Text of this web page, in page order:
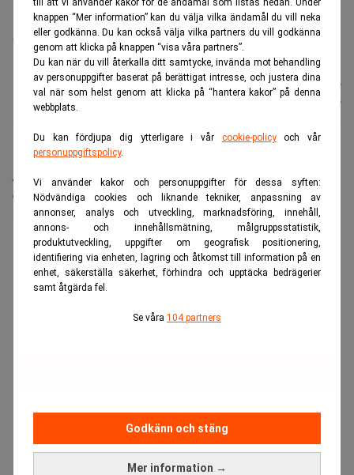
till att vi använder kakor för de ändamål som listas nedan. Under
knappen “Mer information” kan du välja vilka ändamål du vill neka
eller godkänna. Du kan också välja vilka partners du vill godkänna
genom att klicka på knappen “visa våra partners”.
Du kan när du vill återkalla ditt samtycke, invända mot behandling
av personuppgifter baserat på berättigat intresse, och justera dina
val när som helst genom att klicka på “hantera kakor” på denna
webbplats.
Du kan fördjupa dig ytterligare i vår cookie-policyoch vår
personuppgiftspolicy.
Vi använder kakor och personuppgifter för dessa syften:
Nödvändiga cookies och liknande tekniker, anpassning av
annonser, analys och utveckling, marknadsföring, innehåll,
annons- och innehållsmätning, målgruppsstatistik,
produktutveckling, uppgifter om geografisk positionering,
identifiering via enheten, lagring och åtkomst till information på en
enhet, säkerställa säkerhet, förhindra och upptäcka bedrägerier
samt åtgärda fel.
Se våra 104 partners
Mer information →
Godkänn och stäng
Nya Air Force One, som Trump har fått i gåva från Qatar, ska ha
renoverats för omkring 3,8 miljarder kronor. Gåvan har väckt etiska
och säkerhetsmässiga farhågor. Foto: Julia Demaree
Nikhinson/AP/TT
Nyhetsbyrån
TT
Publicerad:11 juli 2026
Uppdaterad:
11 juli 2026
När president Trump åkte hem från Natomötet i
Ankara i veckan reste han med ett äldre Air Force
One-plan, inte det skänkta flygplan från Qatar som
han kom dit med.
ANNONS